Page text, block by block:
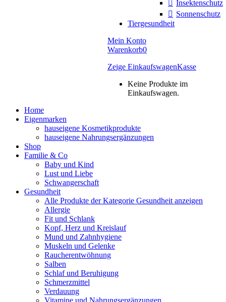
Insektenschutz
Sonnenschutz
Tiergesundheit
Mein Konto
Warenkorb0
Zeige EinkaufswagenKasse
Keine Produkte im
Einkaufswagen.
Home
Eigenmarken
hauseigene Kosmetikprodukte
hauseigene Nahrungsergänzungen
Shop
Familie & Co
Baby und Kind
Lust und Liebe
Schwangerschaft
Gesundheit
Alle Produkte der Kategorie Gesundheit anzeigen
Allergie
Fit und Schlank
Kopf, Herz und Kreislauf
Mund und Zahnhygiene
Muskeln und Gelenke
Raucherentwöhnung
Salben
Schlaf und Beruhigung
Schmerzmittel
Verdauung
Vitamine und Nahrungsergänzungen